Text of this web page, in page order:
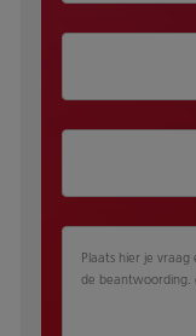
Plaats hier je
de beantwoording.